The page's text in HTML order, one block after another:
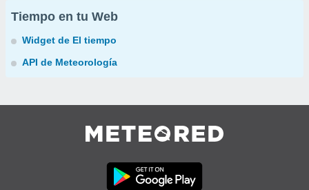
Tiempo en tu Web
Widget de El tiempo
API de Meteorología